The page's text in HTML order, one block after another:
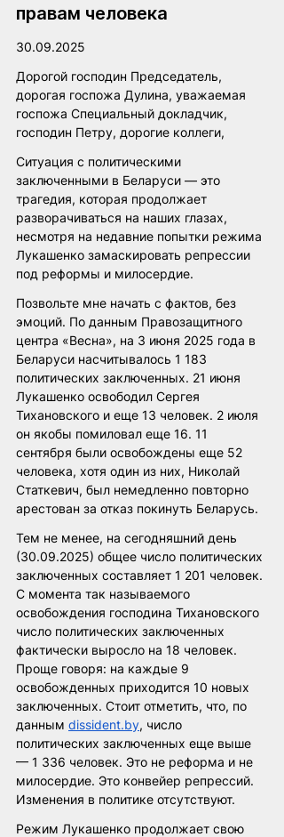
правам человека
30.09.2025
Дорогой господин Председатель,
дорогая госпожа Дулина, уважаемая
госпожа Специальный докладчик,
господин Петру, дорогие коллеги,
Ситуация с политическими
заключенными в Беларуси — это
трагедия, которая продолжает
разворачиваться на наших глазах,
несмотря на недавние попытки режима
Лукашенко замаскировать репрессии
под реформы и милосердие.
Позвольте мне начать с фактов, без
эмоций. По данным Правозащитного
центра «Весна», на 3 июня 2025 года в
Беларуси насчитывалось 1 183
политических заключенных. 21 июня
Лукашенко освободил Сергея
Тихановского и еще 13 человек. 2 июля
он якобы помиловал еще 16. 11
сентября были освобождены еще 52
человека, хотя один из них, Николай
Статкевич, был немедленно повторно
арестован за отказ покинуть Беларусь.
Тем не менее, на сегодняшний день
(30.09.2025) общее число политических
заключенных составляет 1 201 человек.
С момента так называемого
освобождения господина Тихановского
число политических заключенных
фактически выросло на 18 человек.
Проще говоря: на каждые 9
освобожденных приходится 10 новых
заключенных. Стоит отметить, что, по
данным dissident.by, число
политических заключенных еще выше
— 1 336 человек. Это не реформа и не
милосердие. Это конвейер репрессий.
Изменения в политике отсутствуют.
Режим Лукашенко продолжает свою